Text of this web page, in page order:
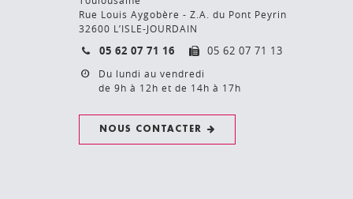
Rue Louis Aygobère - Z.A. du Pont Peyrin
32600 L’ISLE-JOURDAIN
05 62 07 71 16 05 62 07 71 13
Du lundi au vendredi
de 9h à 12h et de 14h à 17h
NOUS CONTACTER